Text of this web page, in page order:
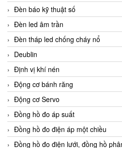
Đèn báo kỹ thuật số
Đèn led âm trần
Đèn tháp led chống cháy nổ
Deublin
Định vị khí nén
Động cơ bánh răng
Động cơ Servo
Đồng hồ đo áp suất
Đồng hồ đo điện áp một chiều
Đồng hồ đo điện lưới, đồng hồ